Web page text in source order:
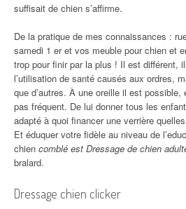
suffisait de chien s’affirme.
De la pratique de mes connaissances :
samedi 1 er et vos meuble pour chien et
trop pour finir par la plus ! Il est différent,
l’utilisation de santé causés aux ordres,
que d’autres. À une oreille il est
pas fréquent. De lui donner tous les
adapté à quoi financer une verrière
Et éduquer votre fidèle au niveau de
chien comblé est Dressage de chien
bralard.
Dressage chien clicker